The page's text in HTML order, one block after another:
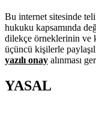
Bu internet sitesinde
hukuku kapsamında
dilekçe örneklerinin ve
üçüncü kişilerle
yazılı onay alınması
YASAL